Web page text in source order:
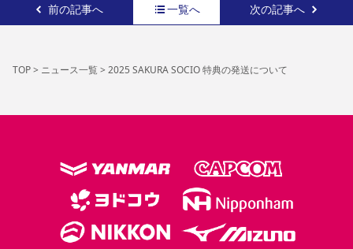
前の記事へ 一覧へ 次の記事へ
TOP> ニュース一覧> 2025 SAKURA SOCIO 特典の発送について